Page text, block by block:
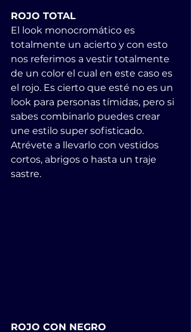
ROJO TOTAL
El look monocromático es
totalmente un acierto y con esto
nos referimos a vestir totalmente
de un color el cual en este caso es
el rojo. Es cierto que esté no es un
look para personas tímidas, pero si
sabes combinarlo puedes crear
une estilo super sofisticado.
Atrévete a llevarlo con vestidos
cortos, abrigos o hasta un traje
sastre.
ROJO CON NEGRO